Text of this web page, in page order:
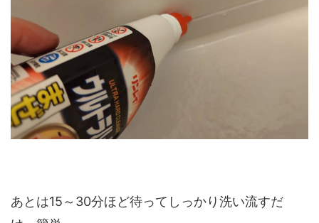
あとは15～30分ほど待ってしっかり洗い流すだ